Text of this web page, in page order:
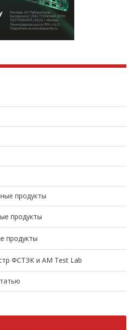
продукты
продукты
продукты
ФСТЭК и AM Test Lab